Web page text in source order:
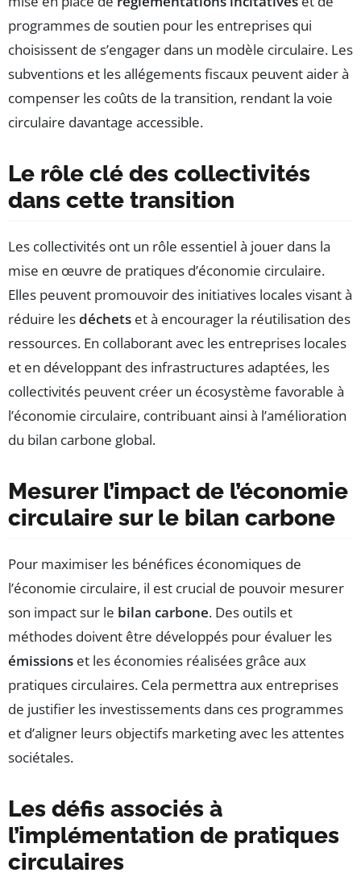
programmes de soutien pour les entreprises qui
choisissent de s’engager dans un modèle circulaire. Les
subventions et les allégements fiscaux peuvent aider à
compenser les coûts de la transition, rendant la voie
circulaire davantage accessible.
Le rôle clé des collectivités
dans cette transition
Les collectivités ont un rôle essentiel à jouer dans la
mise en œuvre de pratiques d’économie circulaire.
Elles peuvent promouvoir des initiatives locales visant à
réduire lesdéchets et à encourager la réutilisation des
ressources. En collaborant avec les entreprises locales
et en développant des infrastructures adaptées, les
collectivités peuvent créer un écosystème favorable à
l’économie circulaire, contribuant ainsi à l’amélioration
du bilan carbone global.
Mesurer l’impact de l’économie
circulaire sur le bilan carbone
Pour maximiser les bénéfices économiques de
l’économie circulaire, il est crucial de pouvoir mesurer
son impact sur le bilan carbone. Des outils et
méthodes doivent être développés pour évaluer les
émissions et les économies réalisées grâce aux
pratiques circulaires. Cela permettra aux entreprises
de justifier les investissements dans ces programmes
et d’aligner leurs objectifs marketing avec les attentes
sociétales.
Les défis associés à
l’implémentation de pratiques
circulaires